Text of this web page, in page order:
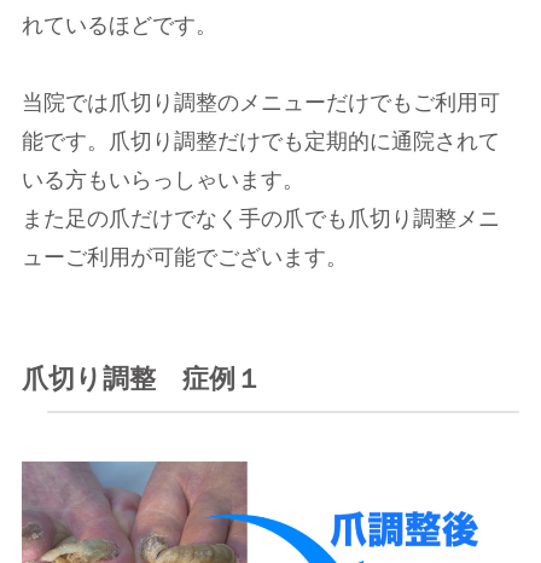
れているほどです。
当院では爪切り調整のメニューだけでもご利用可
能です。爪切り調整だけでも定期的に通院されて
いる方もいらっしゃいます。
また足の爪だけでなく手の爪でも爪切り調整メニ
ューご利用が可能でございます。
爪切り調整 症例１